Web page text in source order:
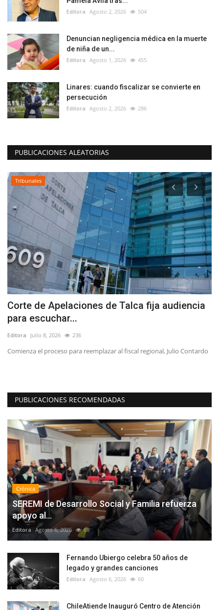
Editora Agosto 2, 2026 504
Denuncian negligencia médica en la muerte
de niña de un...
Editora Agosto 1, 2026 455
Linares: cuando fiscalizar se convierte en
persecución
Editora Agosto 2, 2026 286
PUBLICACIONES ALEATORIAS
Tribunales
Corte de Apelaciones de Talca fija audiencia
para escuchar...
Editora Julio 8, 2026 236
Comienza el proceso para reemplazar al fiscal regional, Julio Contardo
PUBLICACIONES RECOMENDADAS
Crónica
SEREMI de Desarrollo Social y Familia refuerza
apoyo al...
Editora Agosto 6, 2026 68
Fernando Ubiergo celebra 50 años de
legado y grandes canciones
Editora Agosto 6, 2026 60
ChileAtiende Inauguró Centro de Atención